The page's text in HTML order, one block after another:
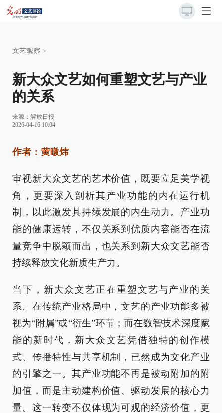
文艺观察 >
新大众文艺如何重塑文艺与产业
的关系
来源： 解放日报
2026-04-16 10:04
作者：黄暾炜
审视新大众文艺的艺术价值，既要立足美学视
角，更要深入剖析其产业功能的内在运行机
制，以此激发其持续发展的内生动力。产业功
能的健康运转，不仅关系到优质内容能否在流
量竞争中脱颖而出，也关系到新大众文艺能否
持续释放文化新质生产力。
当下，新大众文艺正在重塑文艺与产业的关
系。在传统产业格局中，文艺的产业功能多被
视为“附属”或“衍生”环节；而在数智技术深度赋
能的新时代，新大众文艺凭借独特的创作模
式、传播特性与共享机制，已然成为文化产业
的引擎之一。其产业功能不再是被动附加的附
加值，而是主动建构价值、驱动发展的核心力
量。这一转变不仅体现为可观的经济价值，更